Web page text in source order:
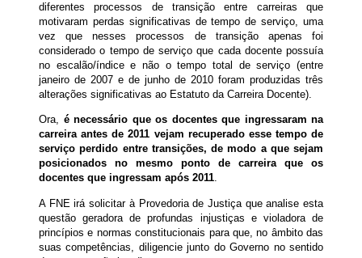
diferentes processos de transição entre carreiras que
motivaram perdas significativas de tempo de serviço, uma
vez que nesses processos de transição apenas foi
considerado o tempo de serviço que cada docente possuía
no escalão/índice e não o tempo total de serviço (entre
janeiro de 2007 e de junho de 2010 foram produzidas três
alterações significativas ao Estatuto da Carreira Docente).
Ora, é necessário que os docentes que ingressaram na
carreira antes de 2011 vejam recuperado esse tempo de
serviço perdido entre transições, de modo a que sejam
posicionados no mesmo ponto de carreira que os
docentes que ingressam após 2011.
A FNE irá solicitar à Provedoria de Justiça que analise esta
questão geradora de profundas injustiças e violadora de
princípios e normas constitucionais para que, no âmbito das
suas competências, diligencie junto do Governo no sentido